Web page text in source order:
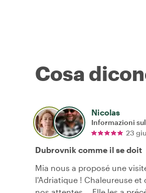
Cosa
Nicolas
Informazioni
23
Dubrovnik comme il se doit
Mia nous a proposé une
l'Adriatique ! Chaleureuse et